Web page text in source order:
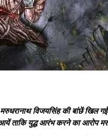
विजयसिंह की बांछें खिल
ताकि युद्ध आरंभ करने का आरोप